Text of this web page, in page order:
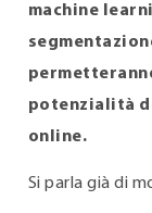
machine
potenzialità
online.
Si parla già di